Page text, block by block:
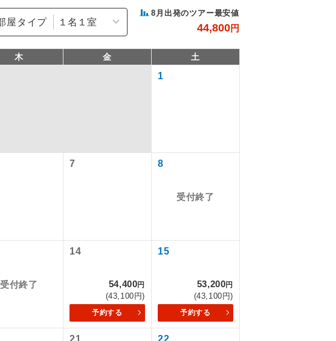
屋タイプ
8 月出発のツアー最安値
44,800円
木 金 土
1
7 8
受付終了
受付終了
14
54,400円
(43,100円)
予約する
15
53,200円
(43,100円)
予約する
21 22
港（駅）まで同行しま
発空港（駅）まで添乗員が
案内があります。